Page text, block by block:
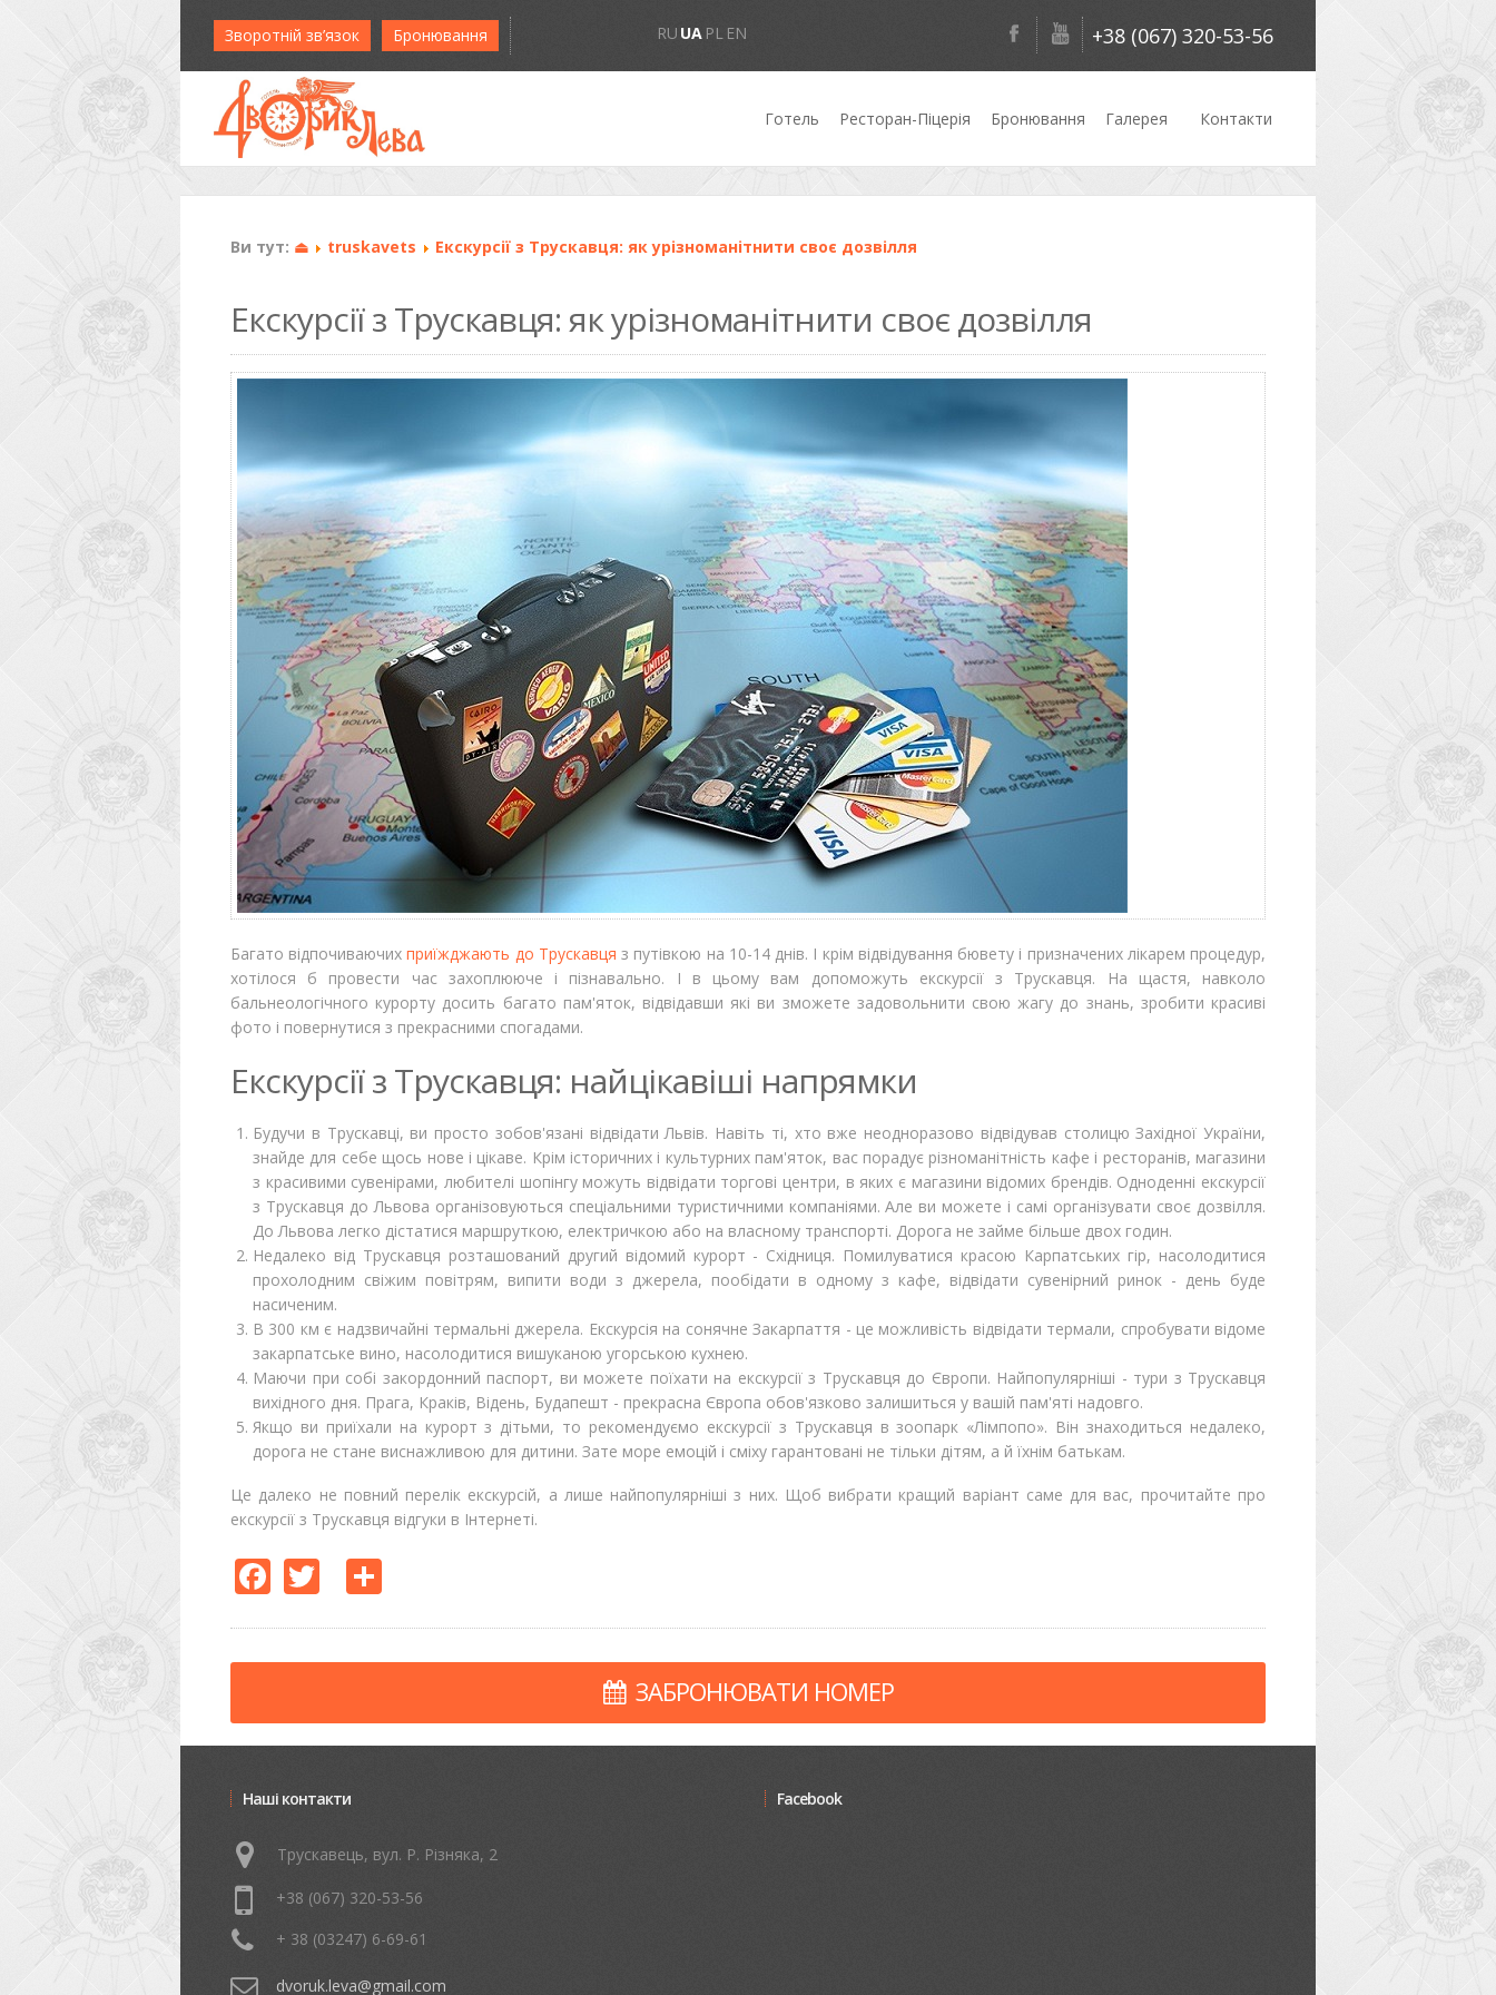
Зворотній зв’язок Бронювання RU UA PL EN +38 (067) 320-53-56
Готель Ресторан-Піцерія Бронювання Галерея Контакти
Ви тут: ⏏ truskavets Екскурсії з Трускавця: як урізноманітнити своє дозвілля
Екскурсії з Трускавця: як урізноманітнити своє дозвілля
Багато відпочиваючихприїжджають до Трускавця з путівкою на 10-14 днів. І крім відвідування бювету і призначених лікарем процедур,
хотілося б провести час захоплююче і пізнавально. І в цьому вам допоможуть екскурсії з Трускавця. На щастя, навколо
бальнеологічного курорту досить багато пам'яток, відвідавши які ви зможете задовольнити свою жагу до знань, зробити красиві
фото і повернутися з прекрасними спогадами.
Екскурсії з Трускавця: найцікавіші напрямки
Будучи в Трускавці, ви просто зобов'язані відвідати Львів. Навіть ті, хто вже неодноразово відвідував столицю Західної України,
знайде для себе щось нове і цікаве. Крім історичних і культурних пам'яток, вас порадує різноманітність кафе і ресторанів, магазини
з красивими сувенірами, любителі шопінгу можуть відвідати торгові центри, в яких є магазини відомих брендів. Одноденні екскурсії
з Трускавця до Львова організовуються спеціальними туристичними компаніями. Але ви можете і самі організувати своє дозвілля.
До Львова легко дістатися маршруткою, електричкою або на власному транспорті. Дорога не займе більше двох годин.
Недалеко від Трускавця розташований другий відомий курорт - Східниця. Помилуватися красою Карпатських гір, насолодитися
прохолодним свіжим повітрям, випити води з джерела, пообідати в одному з кафе, відвідати сувенірний ринок - день буде
насиченим.
В 300 км є надзвичайні термальні джерела. Екскурсія на сонячне Закарпаття - це можливість відвідати термали, спробувати відоме
закарпатське вино, насолодитися вишуканою угорською кухнею.
Маючи при собі закордонний паспорт, ви можете поїхати на екскурсії з Трускавця до Європи. Найпопулярніші - тури з Трускавця
вихідного дня. Прага, Краків, Відень, Будапешт - прекрасна Європа обов'язково залишиться у вашій пам'яті надовго.
Якщо ви приїхали на курорт з дітьми, то рекомендуємо екскурсії з Трускавця в зоопарк «Лімпопо». Він знаходиться недалеко,
дорога не стане виснажливою ​​для дитини. Зате море емоцій і сміху гарантовані не тільки дітям, а й їхнім батькам.
Це далеко не повний перелік екскурсій, а лише найпопулярніші з них. Щоб вибрати кращий варіант саме для вас, прочитайте про
екскурсії з Трускавця відгуки в Інтернеті.
Facebook
Twitter
ЗАБРОНЮВАТИ НОМЕР
Наші контакти
Трускавець, вул. Р. Різняка, 2
+38 (067) 320-53-56
+ 38 (03247) 6-69-61
dvoruk.leva@gmail.com
Facebook